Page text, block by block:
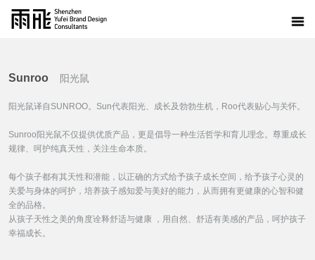
Sunroo 阳光鼠
阳光鼠译自SUNROO。Sun代表阳光、成长及勃勃生机，Roo代表贴心与关怀。
Sunroo阳光鼠不仅提供优质产品，更是倡导一种生活哲学和育儿理念。尊重成长
规律、呵护纯真天性，关注生命本质。
每个孩子都有其天性和潜能，以正确的方式给予孩子成长空间，给予孩子心灵的
关爱与身体的呵护，培养孩子感知爱与美好的能力，从而拥有更健康的心智和健
全的品格。
从孩子天性之美的角度诠释舒适与健康 ，用自然、舒适有美感的产品，呵护孩子
幸福成长。